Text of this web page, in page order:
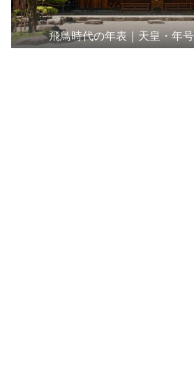
飛鳥時代の年表｜天皇・年